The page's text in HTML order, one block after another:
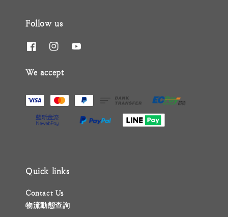
Follow us
We accept
Quick links
Contact Us
物流動態查詢